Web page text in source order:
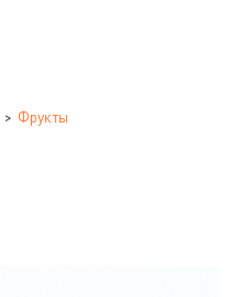
Фрукты